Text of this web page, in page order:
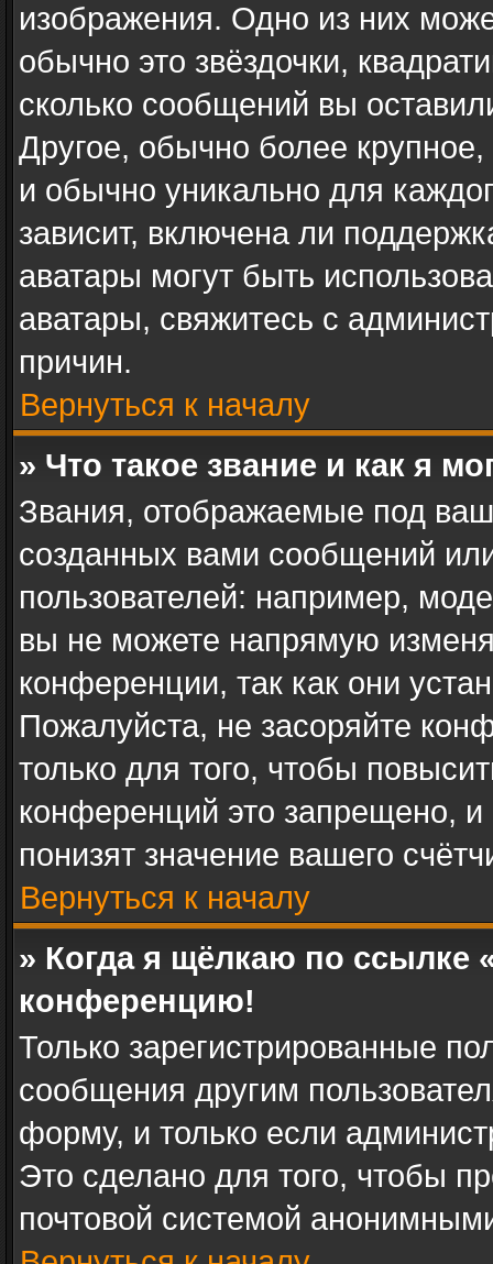
изображения. Одно из них
обычно это звёздочки,
сколько сообщений вы
Другое, обычно более
и обычно уникально для
зависит, включена ли
аватары могут быть
аватары, свяжитесь с
причин.
Вернуться к началу
» Что такое звание и как я
Звания, отображаемые под
созданных вами сообщений
пользователей: например,
вы не можете напрямую
конференции, так как они
Пожалуйста, не засоряйте
только для того, чтобы
конференций это запрещено,
понизят значение вашего
Вернуться к началу
» Когда я щёлкаю по ссылке
конференцию!
Только зарегистрированные
сообщения другим
форму, и только если
Это сделано для того, чтобы
почтовой системой